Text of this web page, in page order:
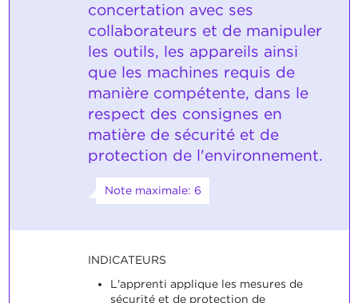
concertation avec ses
collaborateurs et de manipuler
les outils, les appareils ainsi
que les machines requis de
manière compétente, dans le
respect des consignes en
matière de sécurité et de
protection de l'environnement.
Note maximale: 6
INDICATEURS
L'apprenti applique les mesures de
sécurité et de protection de